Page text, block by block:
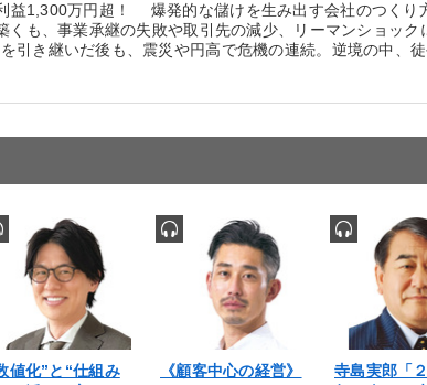
1,300万円超！ 爆発的な儲けを生み出す会社のつくり
も、事業承継の失敗や取引先の減少、リーマンショック
引き継いだ後も、震災や円高で危機の連続。逆境の中、
値化”と“仕組み
《顧客中心の経営》
寺島実郎「